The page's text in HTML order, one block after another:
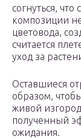
согнуться,
композиции
цветовода,
считается
уход за
Оставшиеся
образом,
живой
полученный
ожидания.